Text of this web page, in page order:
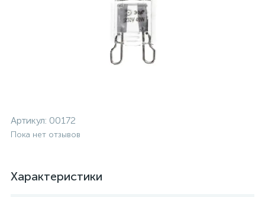
Артикул: 00172
Пока нет отзывов
Характеристики